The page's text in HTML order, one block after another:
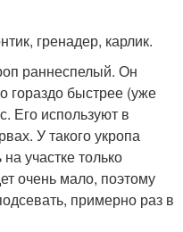
гренадер, карлик.
раннеспелый. Он
гораздо быстрее (уже
Его используют в
У такого укропа
участке только
очень мало, поэтому
примерно раз в